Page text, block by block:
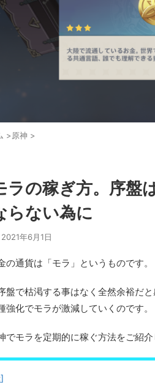
>原神 >
ラの稼ぎ方。序盤
らない為に
2021年6月1日
の通貨は「モラ」というものです。
盤で枯渇する事はなく全然余裕だ
強化でモラが激減していくのです。
でモラを定期的に稼ぐ方法をご紹介
]